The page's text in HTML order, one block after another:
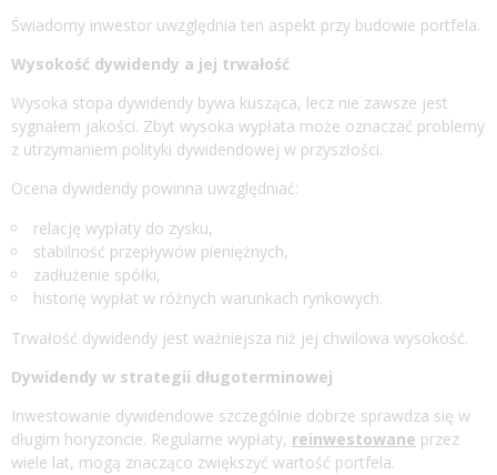
Świadomy inwestor uwzględnia ten aspekt przy budowie portfela.
Wysokość dywidendy a jej trwałość
Wysoka stopa dywidendy bywa kusząca, lecz nie zawsze jest
sygnałem jakości. Zbyt wysoka wypłata może oznaczać problemy
z utrzymaniem polityki dywidendowej w przyszłości.
Ocena dywidendy powinna uwzględniać:
relację wypłaty do zysku,
stabilność przepływów pieniężnych,
zadłużenie spółki,
historię wypłat w różnych warunkach rynkowych.
Trwałość dywidendy jest ważniejsza niż jej chwilowa wysokość.
Dywidendy w strategii długoterminowej
Inwestowanie dywidendowe szczególnie dobrze sprawdza się w
długim horyzoncie. Regularne wypłaty, reinwestowane przez
wiele lat, mogą znacząco zwiększyć wartość portfela.